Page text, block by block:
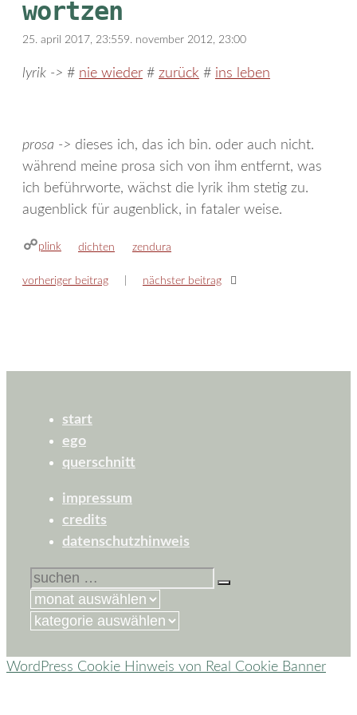
wortzen
25. april 2017, 23:559. november 2012, 23:00
lyrik -> # nie wieder # zurück # ins leben
prosa -> dieses ich, das ich bin. oder auch nicht.
während meine prosa sich von ihm entfernt, was
ich beführworte, wächst die lyrik ihm stetig zu.
augenblick für augenblick, in fataler weise.
plink kategorien
dichten schlagwörter
zendura
vorheriger beitrag nächster beitrag
start
ego
querschnitt
impressum
credits
datenschutzhinweis
suchen
nach:
kategorien
WordPress Cookie Hinweis von Real Cookie Banner